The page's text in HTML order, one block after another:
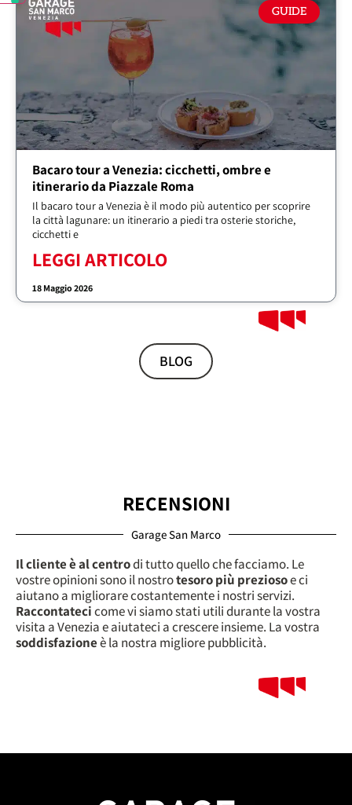
GUIDE
Bacaro tour a Venezia: cicchetti, ombre e
itinerario da Piazzale Roma
Il bacaro tour a Venezia è il modo più autentico per scoprire
la città lagunare: un itinerario a piedi tra osterie storiche,
cicchetti e
LEGGI ARTICOLO
18 Maggio 2026
BLOG
RECENSIONI
Garage San Marco
Il cliente è al centrodi tutto quello che facciamo. Le
vostre opinioni sono il nostrotesoro più preziosoe ci
aiutano a migliorare costantemente i nostri servizi.
Raccontatecicome vi siamo stati utili durante la vostra
visita a Venezia e aiutateci a crescere insieme. La vostra
soddisfazioneè la nostra migliore pubblicità.